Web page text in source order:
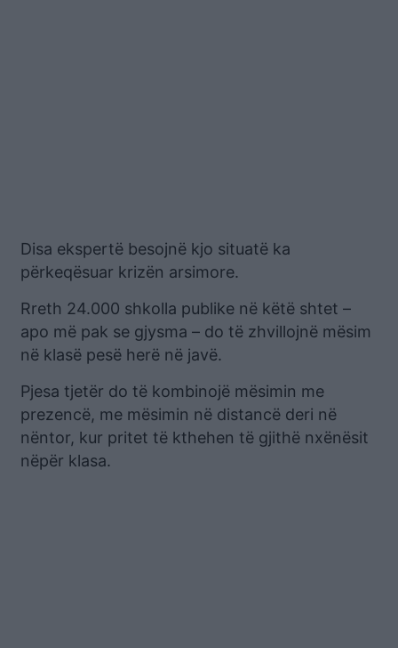
Disa ekspertë besojnë kjo situatë ka
përkeqësuar krizën arsimore.
Rreth 24.000 shkolla publike në këtë shtet –
apo më pak se gjysma – do të zhvillojnë mësim
në klasë pesë herë në javë.
Pjesa tjetër do të kombinojë mësimin me
prezencë, me mësimin në distancë deri në
nëntor, kur pritet të kthehen të gjithë nxënësit
nëpër klasa.